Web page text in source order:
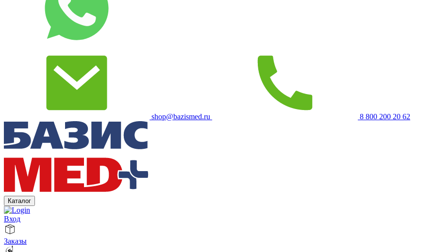
shop@bazismed.ru 8 800 200 20 62
Каталог
Вход
Заказы